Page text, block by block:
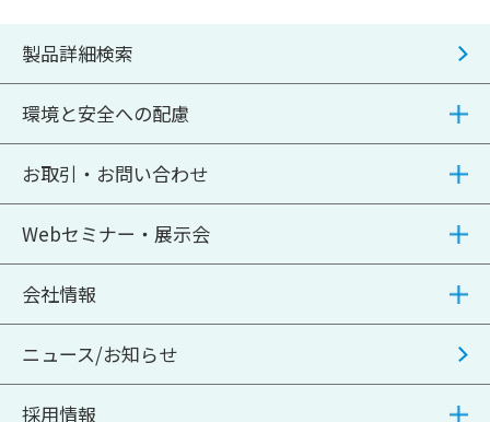
製品詳細検索
環境と安全への配慮
お取引・お問い合わせ
Webセミナー・展示会
会社情報
ニュース/お知らせ
採用情報